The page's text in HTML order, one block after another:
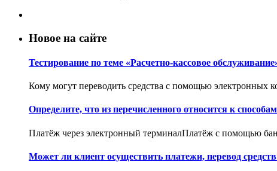
Новое на сайте
Тестирование по теме «Расчетно-кассовое
Кому могут переводить средства с помощью электронных
Определите, что из перечисленного относится к
Платёж через электронный терминалПлатёж с помощью
Может ли клиент осуществить платежи, перевод средств